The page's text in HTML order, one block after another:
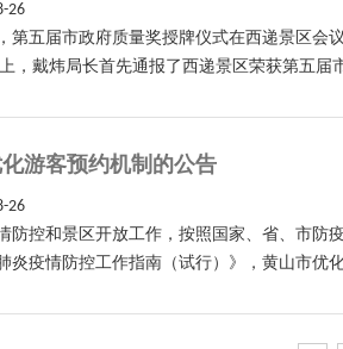
26
第五届市政府质量奖授牌仪式在西递景区
，戴炜局长首先通报了西递景区荣获第五
游客预约机制的公告
26
防控和景区开放工作，按照国家、省、市防
炎疫情防控工作指南（试行）》，黄山市